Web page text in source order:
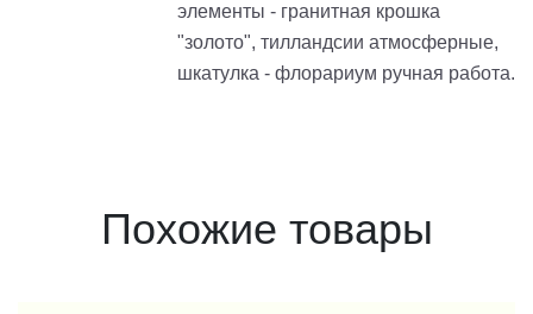
элементы - гранитная крошка
"золото", тилландсии атмосферные,
шкатулка - флорариум ручная работа.
Похожие товары